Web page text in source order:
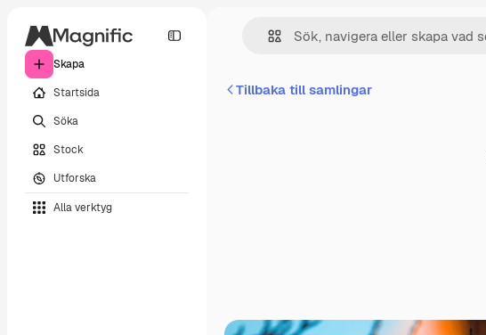
Skapa
Startsida
Söka
Stock
Utforska
Alla verktyg
Tillbaka till samlingar